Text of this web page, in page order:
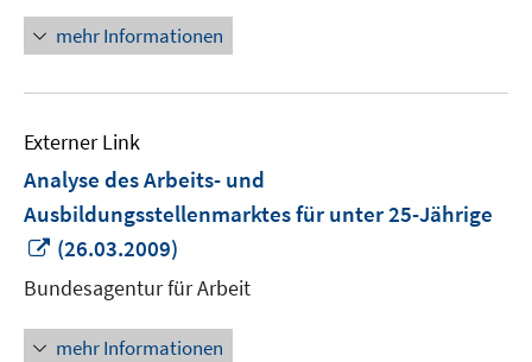
mehr Informationen
Externer Link
Analyse des Arbeits- und
Ausbildungsstellenmarktes für unter 25-Jährige
In
neuem
Fenster
öffnen
(26.03.2009)
Bundesagentur für Arbeit
mehr Informationen